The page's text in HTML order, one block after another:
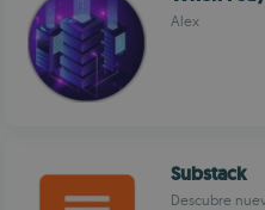
Alex
Substack
Descubre